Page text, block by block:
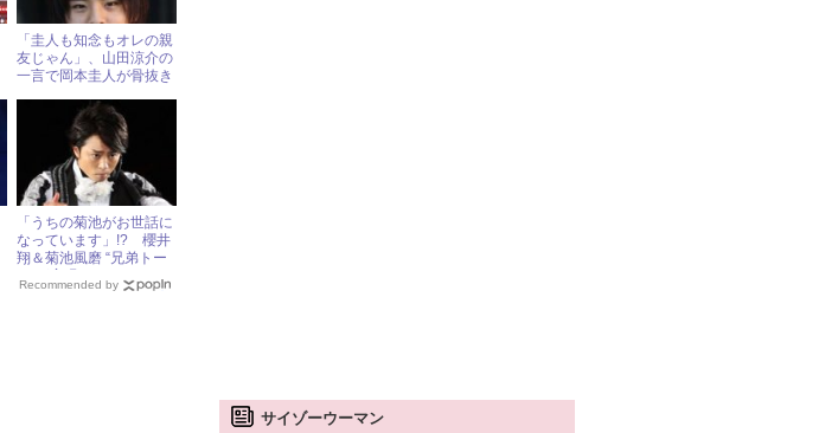
「圭人も知念もオレの親
友じゃん」、山田涼介の
一言で岡本圭人が骨抜き
「うちの菊池がお世話に
なっています」!? 櫻井
翔＆菊池風磨 “兄弟トー
Recommended by
サイゾーウーマン